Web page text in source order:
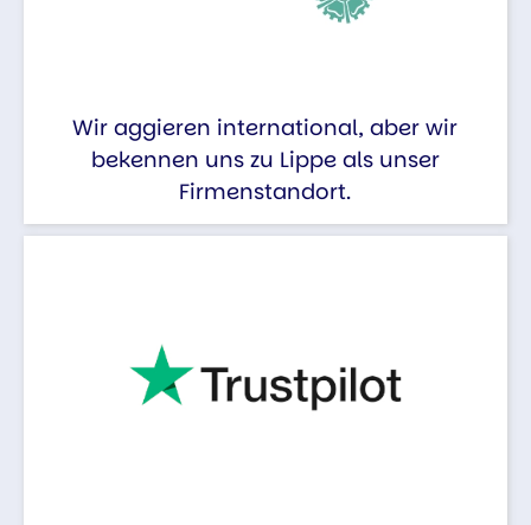
Wir aggieren international, aber wir
bekennen uns zu Lippe als unser
Firmenstandort.